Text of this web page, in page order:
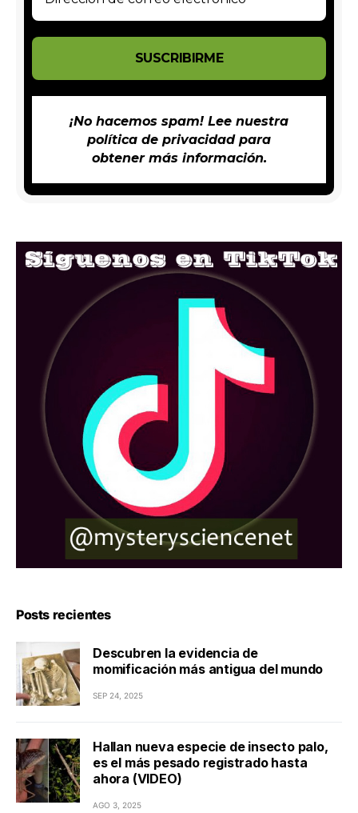
¡No hacemos spam! Lee nuestra
política de privacidadpara
obtener más información.
Posts recientes
Descubren la evidencia de
momificación más antigua del mundo
SEP 24, 2025
Hallan nueva especie de insecto palo,
es el más pesado registrado hasta
ahora (VIDEO)
AGO 3, 2025